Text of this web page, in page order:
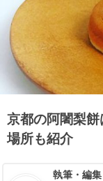
京都の阿闍梨
場所も紹介
執筆・編集